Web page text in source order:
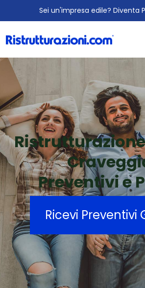
Sei un'impresa edile? Diventa
Preventivi e
Ricevi Preventivi